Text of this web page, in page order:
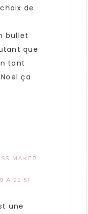
de
bullet
que
tant
ça
MAKER
À 22:51
une